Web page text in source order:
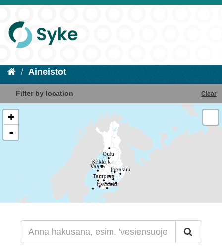
Aineistot
Filter by location Clear
+
-